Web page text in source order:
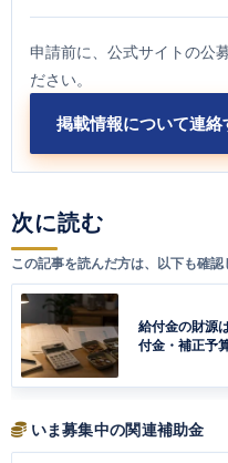
申請前に、公式サイトの公
ださい。
掲載情報について連絡
次に読む
この記事を読んだ方は、以下も確認
給付金の財源
付金・補正予
いま募集中の関連補助金